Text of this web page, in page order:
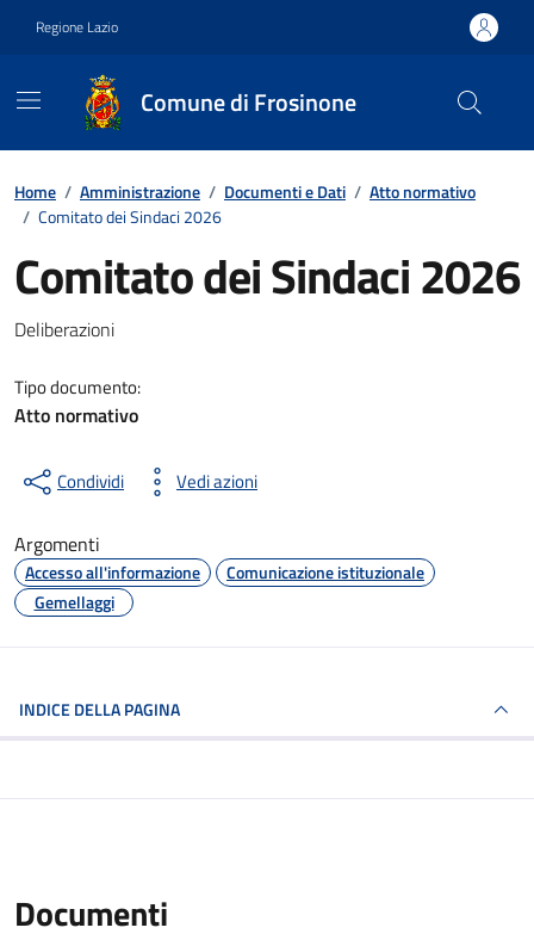
Regione Lazio
Comune di Frosinone
Contenuti in evidenza
Home / Amministrazione / Documenti e Dati / Atto normativo
/ Comitato dei Sindaci 2026
Comitato dei Sindaci 2026
Dettagli del documento
Deliberazioni
Tipo documento:
Atto normativo
Condividi Vedi azioni
Argomenti
Accesso all'informazione
Comunicazione istituzionale
Gemellaggi
INDICE DELLA PAGINA
Documenti